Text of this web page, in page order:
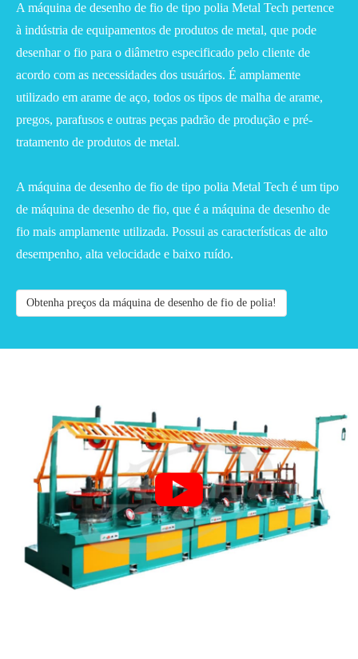
A máquina de desenho de fio de tipo polia Metal Tech pertence
à indústria de equipamentos de produtos de metal, que pode
desenhar o fio para o diâmetro especificado pelo cliente de
acordo com as necessidades dos usuários. É amplamente
utilizado em arame de aço, todos os tipos de malha de arame,
pregos, parafusos e outras peças padrão de produção e pré-
tratamento de produtos de metal.
A máquina de desenho de fio de tipo polia Metal Tech é um tipo
de máquina de desenho de fio, que é a máquina de desenho de
fio mais amplamente utilizada. Possui as características de alto
desempenho, alta velocidade e baixo ruído.
Obtenha preços da máquina de desenho de fio de polia!
